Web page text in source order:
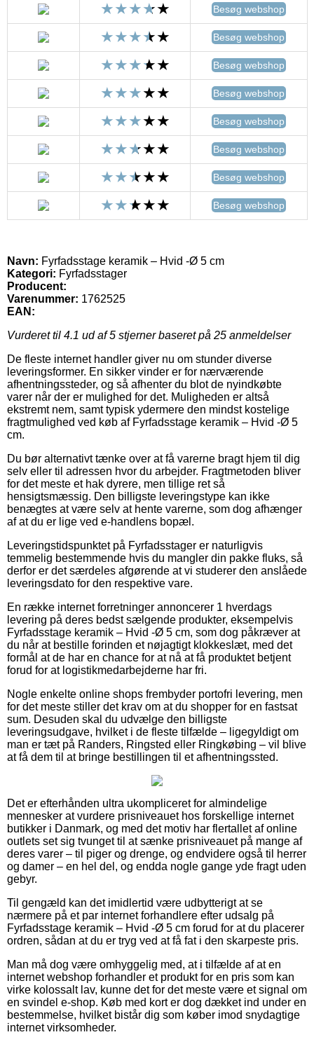
Besøg webshop
Besøg webshop
Besøg webshop
Besøg webshop
Besøg webshop
Besøg webshop
Besøg webshop
Besøg webshop
Navn: Fyrfadsstage keramik – Hvid -Ø 5 cm
Kategori: Fyrfadsstager
Producent:
Varenummer: 1762525
EAN:
Vurderet til 4.1 ud af 5 stjerner baseret på 25 anmeldelser
De fleste internet handler giver nu om stunder diverse
leveringsformer. En sikker vinder er for nærværende
afhentningssteder, og så afhenter du blot de nyindkøbte
varer når der er mulighed for det. Muligheden er altså
ekstremt nem, samt typisk ydermere den mindst kostelige
fragtmulighed ved køb af Fyrfadsstage keramik – Hvid -Ø 5
cm.
Du bør alternativt tænke over at få varerne bragt hjem til dig
selv eller til adressen hvor du arbejder. Fragtmetoden bliver
for det meste et hak dyrere, men tillige ret så
hensigtsmæssig. Den billigste leveringstype kan ikke
benægtes at være selv at hente varerne, som dog afhænger
af at du er lige ved e-handlens bopæl.
Leveringstidspunktet på Fyrfadsstager er naturligvis
temmelig bestemmende hvis du mangler din pakke fluks, så
derfor er det særdeles afgørende at vi studerer den anslåede
leveringsdato for den respektive vare.
En række internet forretninger annoncerer 1 hverdags
levering på deres bedst sælgende produkter, eksempelvis
Fyrfadsstage keramik – Hvid -Ø 5 cm, som dog påkræver at
du når at bestille forinden et nøjagtigt klokkeslæt, med det
formål at de har en chance for at nå at få produktet betjent
forud for at logistikmedarbejderne har fri.
Nogle enkelte online shops frembyder portofri levering, men
for det meste stiller det krav om at du shopper for en fastsat
sum. Desuden skal du udvælge den billigste
leveringsudgave, hvilket i de fleste tilfælde – ligegyldigt om
man er tæt på Randers, Ringsted eller Ringkøbing – vil blive
at få dem til at bringe bestillingen til et afhentningssted.
Det er efterhånden ultra ukompliceret for almindelige
mennesker at vurdere prisniveauet hos forskellige internet
butikker i Danmark, og med det motiv har flertallet af online
outlets set sig tvunget til at sænke prisniveauet på mange af
deres varer – til piger og drenge, og endvidere også til herrer
og damer – en hel del, og endda nogle gange yde fragt uden
gebyr.
Til gengæld kan det imidlertid være udbytterigt at se
nærmere på et par internet forhandlere efter udsalg på
Fyrfadsstage keramik – Hvid -Ø 5 cm forud for at du placerer
ordren, sådan at du er tryg ved at få fat i den skarpeste pris.
Man må dog være omhyggelig med, at i tilfælde af at en
internet webshop forhandler et produkt for en pris som kan
virke kolossalt lav, kunne det for det meste være et signal om
en svindel e-shop. Køb med kort er dog dækket ind under en
bestemmelse, hvilket bistår dig som køber imod snydagtige
internet virksomheder.